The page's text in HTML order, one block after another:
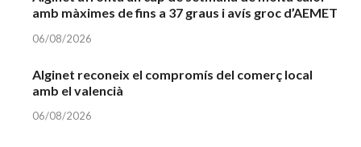
amb màximes de fins a 37 graus i avís groc d’AEMET
06/08/2026
Alginet reconeix el compromís del comerç local
amb el valencià
06/08/2026